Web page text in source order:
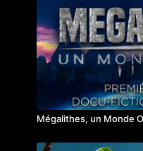
Alors que beaucoup
d'esprit à Tiwanaku
mégalithique de
comprendre si nous
principes de
carrés axés sur les
latitude du lieu, ainsi
couchers du Soleil au
Mégalithes, un Monde